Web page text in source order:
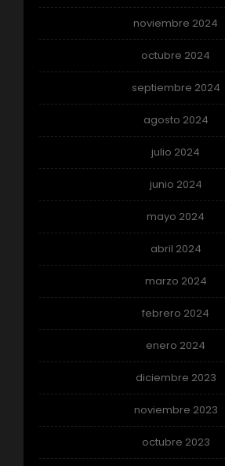
noviembre 2024
octubre 2024
septiembre 2024
agosto 2024
julio 2024
junio 2024
mayo 2024
abril 2024
marzo 2024
febrero 2024
enero 2024
diciembre 2023
noviembre 2023
octubre 2023